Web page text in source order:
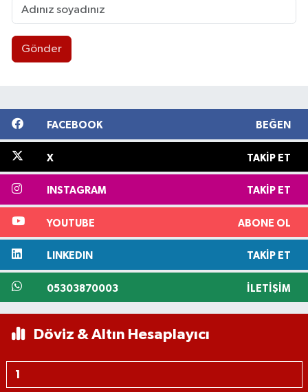
Gönder
FACEBOOK BEĞEN
X TAKIP ET
INSTAGRAM TAKIP ET
YOUTUBE ABONE OL
LINKEDIN TAKIP ET
05303870003 İLETIŞIM
Döviz & Altın Hesaplayıcı